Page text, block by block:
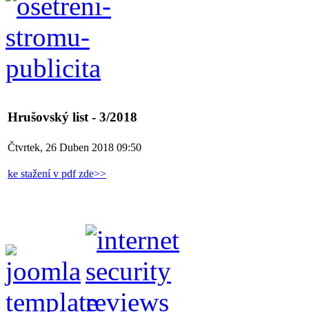
Hrušovský list - 3/2018
Čtvrtek, 26 Duben 2018 09:50
ke stažení v pdf zde>>